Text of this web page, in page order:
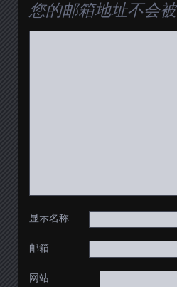
您的邮箱地址不会被
显示名称
邮箱
网站